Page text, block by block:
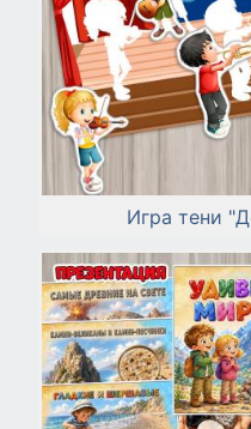
Игра тени